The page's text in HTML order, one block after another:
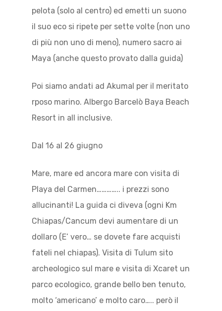
pelota (solo al centro) ed emetti un suono
il suo eco si ripete per sette volte (non uno
di più non uno di meno), numero sacro ai
Maya (anche questo provato dalla guida)
Poi siamo andati ad Akumal per il meritato
rposo marino. Albergo Barcelò Baya Beach
Resort in all inclusive.
Dal 16 al 26 giugno
Mare, mare ed ancora mare con visita di
Playa del Carmen………….. i prezzi sono
allucinanti! La guida ci diveva (ogni Km
Chiapas/Cancum devi aumentare di un
dollaro (E’ vero… se dovete fare acquisti
fateli nel chiapas). Visita di Tulum sito
archeologico sul mare e visita di Xcaret un
parco ecologico, grande bello ben tenuto,
molto ‘americano’ e molto caro….. però il